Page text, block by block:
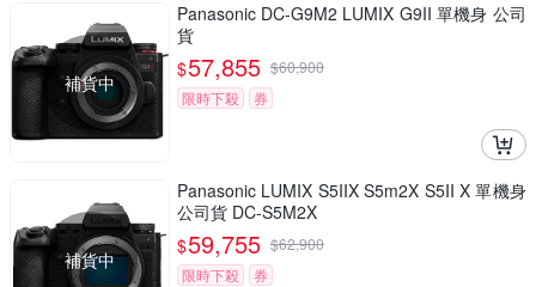
補貨中
Panasonic DC-G9M2 LUMIX G9II 單機身 公司
貨
$57,855 $60,900
限時下殺
券
補貨中
Panasonic LUMIX S5IIX S5m2X S5II X 單機身
公司貨 DC-S5M2X
$59,755 $62,900
限時下殺
券